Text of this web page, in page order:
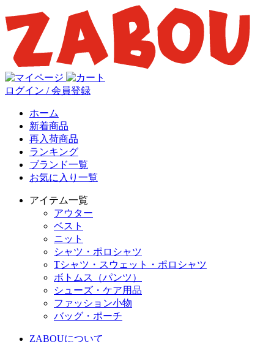
ログイン / 会員登録
ホーム
新着商品
再入荷商品
ランキング
ブランド一覧
お気に入り一覧
アイテム一覧
アウター
ベスト
ニット
シャツ・ポロシャツ
Tシャツ・スウェット・ポロシャツ
ボトムス（パンツ）
シューズ・ケア用品
ファッション小物
バッグ・ポーチ
ZABOUについて